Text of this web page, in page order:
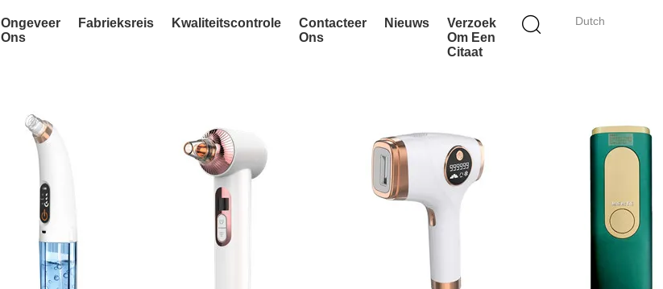
Dutch
Ongeveer
Ons
Fabrieksreis Kwaliteitscontrole
Contacteer
Ons
Nieuws
Verzoek
Om Een
Citaat